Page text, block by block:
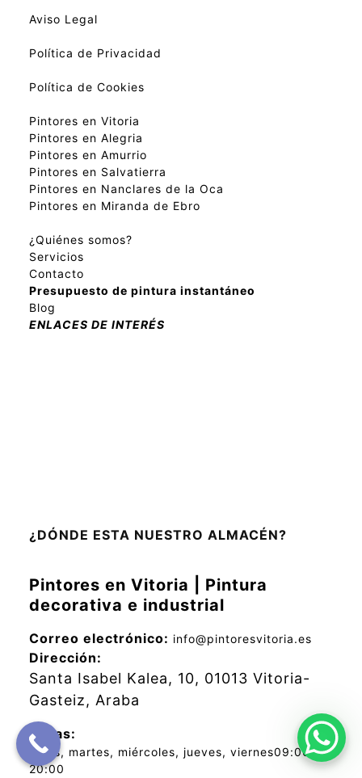
Aviso Legal
Política de Privacidad
Política de Cookies
Pintores en Vitoria
Pintores en Alegria
Pintores en Amurrio
Pintores en Salvatierra
Pintores en Nanclares de la Oca
Pintores en Miranda de Ebro
¿Quiénes somos?
Servicios
Contacto
Presupuesto de pintura instantáneo
Blog
ENLACES DE INTERÉS
¿DÓNDE ESTA NUESTRO ALMACÉN?
Pintores en Vitoria | Pintura
decorativa e industrial
Correo electrónico: info@pintoresvitoria.es
Dirección:
Santa Isabel Kalea, 10, 01013 Vitoria-
Gasteiz, Araba
Horas:
lunes, martes, miércoles, jueves, viernes09:00 –
20:00